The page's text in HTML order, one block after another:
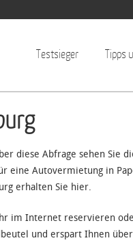
Testsieger Tipps
diese Abfrage sehen Sie
eine Autovermietung in
erhalten Sie hier.
im Internet reservieren
und erspart Ihnen